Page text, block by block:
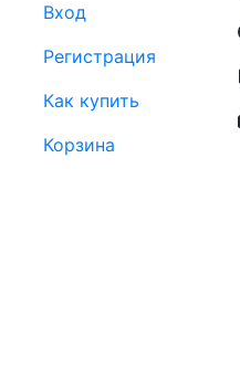
Вход
Регистрация
Как купить
Корзина